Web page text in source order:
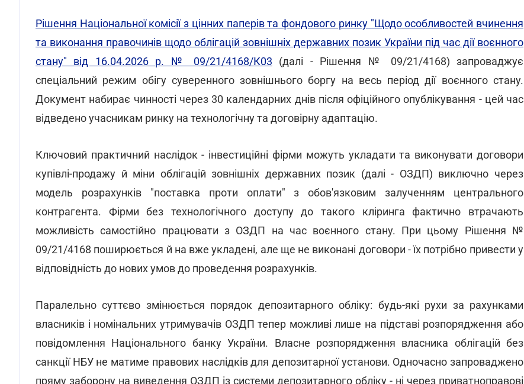
Рішення Національної комісії з цінних паперів та фондового ринку "Щодо особливостей вчинення
та виконання правочинів щодо облігацій зовнішніх державних позик України під час дії воєнного
стану" від 16.04.2026 р. № 09/21/4168/К03 (далі - Рішення № 09/21/4168) запроваджує
спеціальний режим обігу суверенного зовнішнього боргу на весь період дії воєнного стану.
Документ набирає чинності через 30 календарних днів після офіційного опублікування - цей час
відведено учасникам ринку на технологічну та договірну адаптацію.
Ключовий практичний наслідок - інвестиційні фірми можуть укладати та виконувати договори
купівлі-продажу й міни облігацій зовнішніх державних позик (далі - ОЗДП) виключно через
модель розрахунків "поставка проти оплати" з обов'язковим залученням центрального
контрагента. Фірми без технологічного доступу до такого кліринга фактично втрачають
можливість самостійно працювати з ОЗДП на час воєнного стану. При цьому Рішення №
09/21/4168 поширюється й на вже укладені, але ще не виконані договори - їх потрібно привести у
відповідність до нових умов до проведення розрахунків.
Паралельно суттєво змінюється порядок депозитарного обліку: будь-які рухи за рахунками
власників і номінальних утримувачів ОЗДП тепер можливі лише на підставі розпорядження або
повідомлення Національного банку України. Власне розпорядження власника облігацій без
санкції НБУ не матиме правових наслідків для депозитарної установи. Одночасно запроваджено
пряму заборону на виведення ОЗДП із системи депозитарного обліку - ні через приватноправові